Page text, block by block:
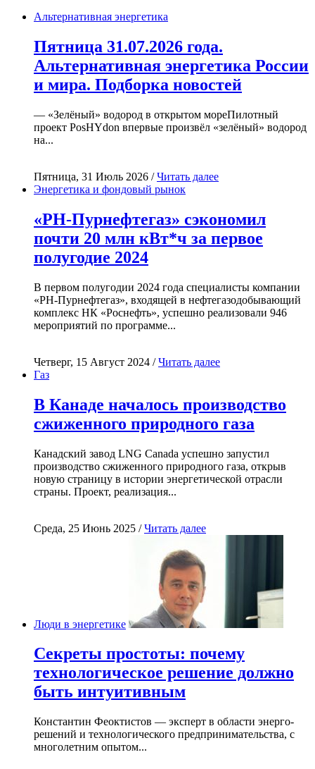
Альтернативная энергетика
Пятница 31.07.2026 года.
Альтернативная энергетика России
и мира. Подборка новостей
— «Зелёный» водород в открытом мореПилотный
проект PosHYdon впервые произвёл «зелёный» водород
на...
Пятница, 31 Июль 2026 /Читать далее
Энергетика и фондовый рынок
«РН-Пурнефтегаз» сэкономил
почти 20 млн кВт*ч за первое
полугодие 2024
В первом полугодии 2024 года специалисты компании
«РН-Пурнефтегаз», входящей в нефтегазодобывающий
комплекс НК «Роснефть», успешно реализовали 946
мероприятий по программе...
Четверг, 15 Август 2024 /Читать далее
Газ
В Канаде началось производство
сжиженного природного газа
Канадский завод LNG Canada успешно запустил
производство сжиженного природного газа, открыв
новую страницу в истории энергетической отрасли
страны. Проект, реализация...
Среда, 25 Июнь 2025 /Читать далее
Люди в энергетике
Секреты простоты: почему
технологическое решение должно
быть интуитивным
Константин Феоктистов — эксперт в области энерго-
решений и технологического предпринимательства, с
многолетним опытом...